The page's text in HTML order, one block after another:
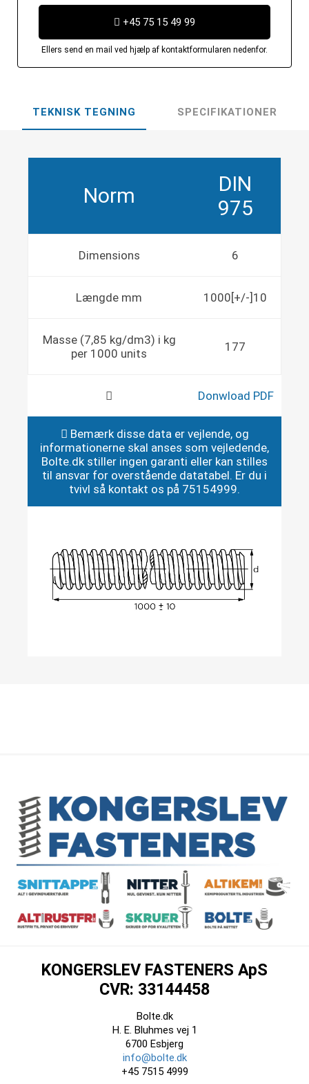
+45 75 15 49 99
Ellers send en mail ved hjælp af kontaktformularen nedenfor.
TEKNISK TEGNING SPECIFIKATIONER
Norm
DIN
975
Dimensions 6
Længde mm 1000[+/-]10
Masse (7,85 kg/dm3) i kg
per 1000 units
177
Donwload PDF
Bemærk disse data er vejlende, og
informationerne skal anses som vejledende,
Bolte.dk stiller ingen garanti eller kan stilles
til ansvar for overstående datatabel. Er du i
tvivl så kontakt os på 75154999.
KONGERSLEV FASTENERS ApS
CVR: 33144458
Bolte.dk
H. E. Bluhmes vej 1
6700 Esbjerg
info@bolte.dk
+45 7515 4999